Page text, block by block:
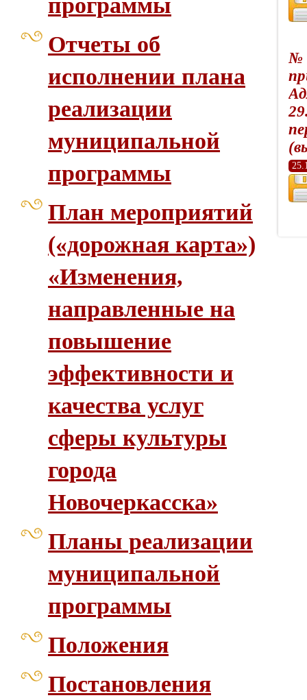
программы
Отчеты об
исполнении плана
реализации
муниципальной
программы
План мероприятий
(«дорожная карта»)
«Изменения,
направленные на
повышение
эффективности и
качества услуг
сферы культуры
города
Новочеркасска»
Планы реализации
муниципальной
программы
Положения
Постановления
№